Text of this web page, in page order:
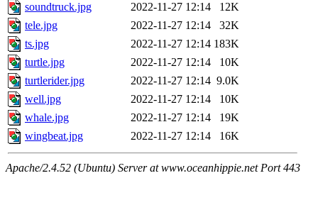
soundtruck.jpg
2022-11-27 12:14
12K
tele.jpg
2022-11-27 12:14
32K
ts.jpg
2022-11-27 12:14 183K
turtle.jpg
2022-11-27 12:14
10K
turtlerider.jpg
2022-11-27 12:14 9.0K
well.jpg
2022-11-27 12:14
10K
whale.jpg
2022-11-27 12:14
19K
wingbeat.jpg
2022-11-27 12:14 16K
Apache/2.4.52 (Ubuntu) Server at www.oceanhippie.net Port 443